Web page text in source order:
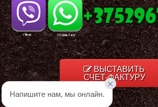
ВЫСТАВИТЬ
СЧЕТ-ФАКТУРУ
Напишите нам, мы онлайн.